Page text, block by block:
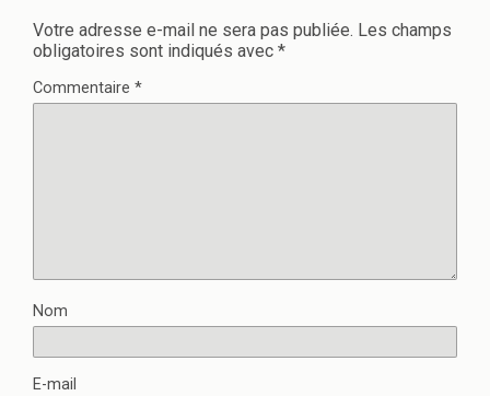
Votre adresse e-mail ne sera pas publiée. Les champs
obligatoires sont indiqués avec *
Commentaire *
Nom
E-mail